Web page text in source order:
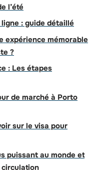
l’été
: guide détaillé
expérience mémorable
?
: Les étapes
de marché à Porto
sur le visa pour
puissant au monde et